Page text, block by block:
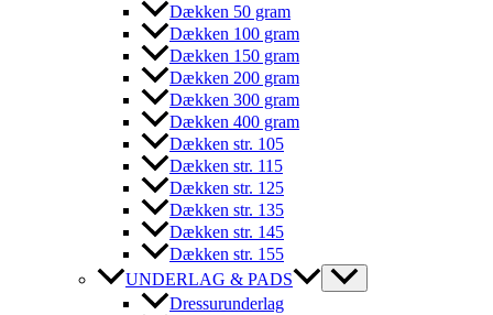
Dækken 50 gram
Dækken 100 gram
Dækken 150 gram
Dækken 200 gram
Dækken 300 gram
Dækken 400 gram
Dækken str. 105
Dækken str. 115
Dækken str. 125
Dækken str. 135
Dækken str. 145
Dækken str. 155
UNDERLAG & PADS
Dressurunderlag